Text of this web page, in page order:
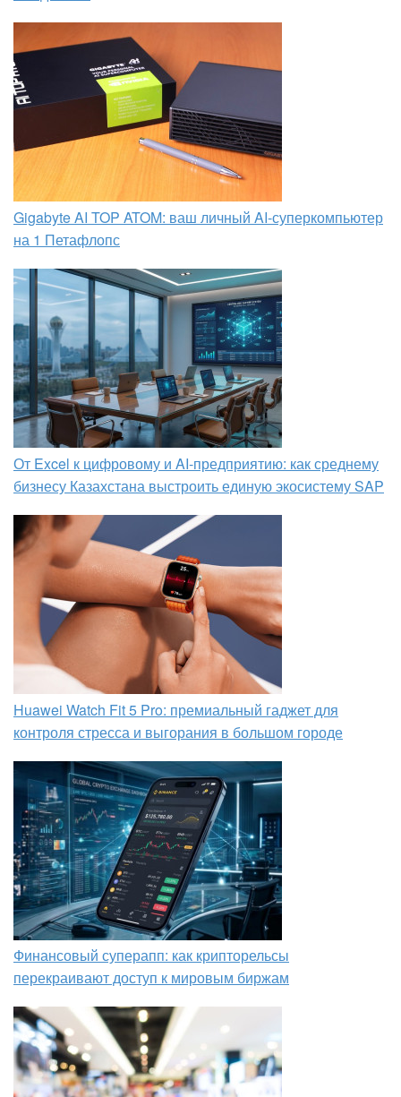
Gigabyte AI TOP ATOM: ваш личный AI-суперкомпьютер
на 1 Петафлопс
От Excel к цифровому и AI‑предприятию: как среднему
бизнесу Казахстана выстроить единую экосистему SAP
Huawei Watch Fit 5 Pro: премиальный гаджет для
контроля стресса и выгорания в большом городе
Финансовый суперапп: как крипторельсы
перекраивают доступ к мировым биржам